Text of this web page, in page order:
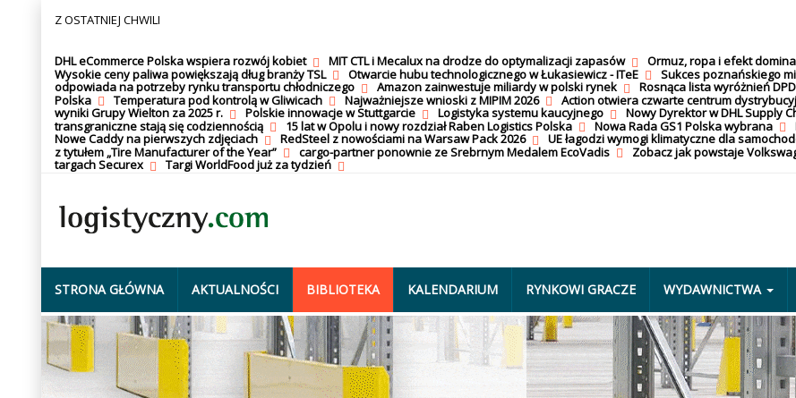
Z OSTATNIEJ CHWILI
DHL eCommerce Polska wspiera rozwój kobiet MIT CTL i Mecalux na drodze do optymalizacji zapasów Ormuz, ropa i efekt domina
Wysokie ceny paliwa powiększają dług branży TSL
Otwarcie hubu technologicznego w Łukasiewicz - ITeE Sukces poznańskiego
odpowiada na potrzeby rynku transportu chłodniczego
Amazon zainwestuje miliardy w polski rynek Rosnąca lista wyróżnień
Polska
Temperatura pod kontrolą w Gliwicach Najważniejsze wnioski z MIPIM 2026 Action otwiera czwarte centrum
wyniki Grupy Wielton za 2025 r.
Polskie innowacje w Stuttgarcie Logistyka systemu kaucyjnego Nowy Dyrektor w DHL Supply
transgraniczne stają się codziennością
15 lat w Opolu i nowy rozdział Raben Logistics Polska Nowa Rada GS1 Polska wybrana
Nowe Caddy na pierwszych zdjęciach
RedSteel z nowościami na Warsaw Pack 2026 UE łagodzi wymogi klimatyczne dla
z tytułem „Tire Manufacturer of the Year”
cargo-partner ponownie ze Srebrnym Medalem EcoVadis Zobacz jak powstaje
targach Securex
Targi WorldFood już za tydzień
STRONA GŁÓWNA AKTUALNOŚCI BIBLIOTEKA KALENDARIUM RYNKOWI GRACZE WYDAWNICTWA